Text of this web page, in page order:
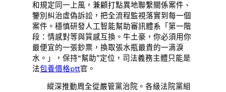
和規定同一上風，兼顧打點異地聯繫關係案件、
鑒別糾治虛偽訴訟，把全流程監視落實到每一個
案件。穩慎研發人工智能幫助審訊體系「第一階
段：情感對等與質感互換。牛土豪，你必須用你
最便宜的一張鈔票，換取張水瓶最貴的一滴淚
水。」，保持“幫助”定位，司法義務主體只能是
法包養價格ptt官。
縱深推動周全從嚴管黨治院。各級法院黨組